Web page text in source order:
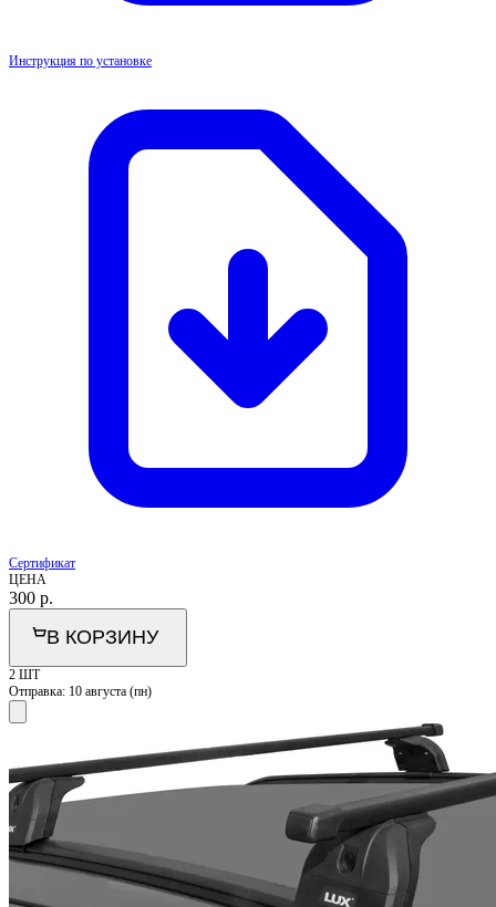
Инструкция по установке
Сертификат
ЦЕНА
300 р.
В КОРЗИНУ
2 ШТ
Отправка: 10 августа (пн)